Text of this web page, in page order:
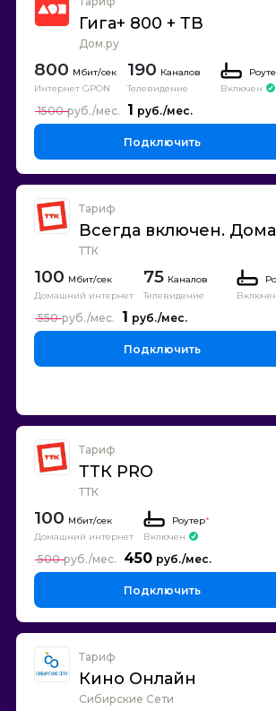
Гига+ 800 + ТВ
Дом.ру
800
Интернет GPON
190 Каналов
Телевидение
Включен
1
1500
Подключить
Тариф
Всегда включен.
ТТК
100
Домашний интернет
75 Каналов
Телевидение
1
550
Подключить
Тариф
ТТК PRO
ТТК
100
Домашний интернет
Роутер*
Включен
450
500
Подключить
Тариф
Кино Онлайн
Сибирские Сети